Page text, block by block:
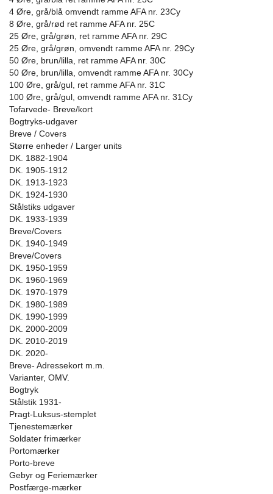
4 Øre, grå/blå omvendt ramme AFA nr. 23Cy
8 Øre, grå/rød ret ramme AFA nr. 25C
25 Øre, grå/grøn, ret ramme AFA nr. 29C
25 Øre, grå/grøn, omvendt ramme AFA nr. 29Cy
50 Øre, brun/lilla, ret ramme AFA nr. 30C
50 Øre, brun/lilla, omvendt ramme AFA nr. 30Cy
100 Øre, grå/gul, ret ramme AFA nr. 31C
100 Øre, grå/gul, omvendt ramme AFA nr. 31Cy
Tofarvede- Breve/kort
Bogtryks-udgaver
Breve / Covers
Større enheder / Larger units
DK. 1882-1904
DK. 1905-1912
DK. 1913-1923
DK. 1924-1930
Stålstiks udgaver
DK. 1933-1939
Breve/Covers
DK. 1940-1949
Breve/Covers
DK. 1950-1959
DK. 1960-1969
DK. 1970-1979
DK. 1980-1989
DK. 1990-1999
DK. 2000-2009
DK. 2010-2019
DK. 2020-
Breve- Adressekort m.m.
Varianter, OMV.
Bogtryk
Stålstik 1931-
Pragt-Luksus-stemplet
Tjenestemærker
Soldater frimærker
Portomærker
Porto-breve
Gebyr og Feriemærker
Postfærge-mærker